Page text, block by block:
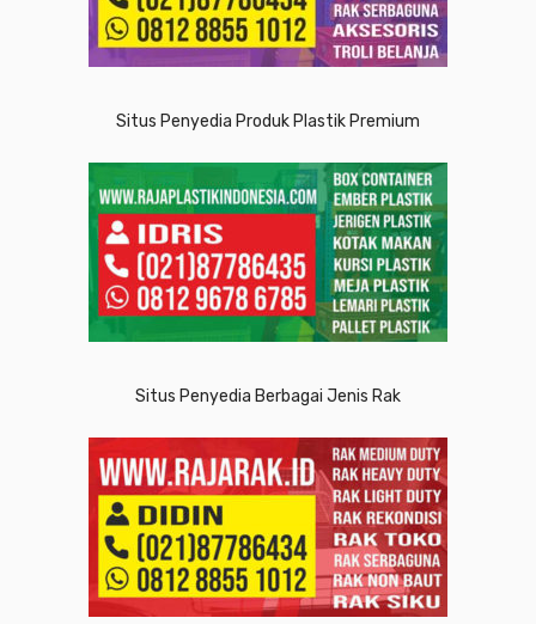
Situs Penyedia Produk Plastik Premium
Situs Penyedia Berbagai Jenis Rak